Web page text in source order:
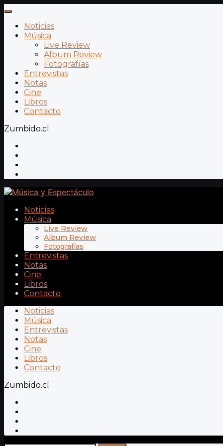
Noticias
Música
Live Review
Album Review
Fotografías
Entrevistas
Notas
Cine
Libros
Contacto
Zumbido.cl
Noticias
Música
Live Review
Album Review
Fotografías
Entrevistas
Notas
Cine
Libros
Contacto
Noticias
Música
Entrevistas
Notas
Cine
Libros
Contacto
Zumbido.cl